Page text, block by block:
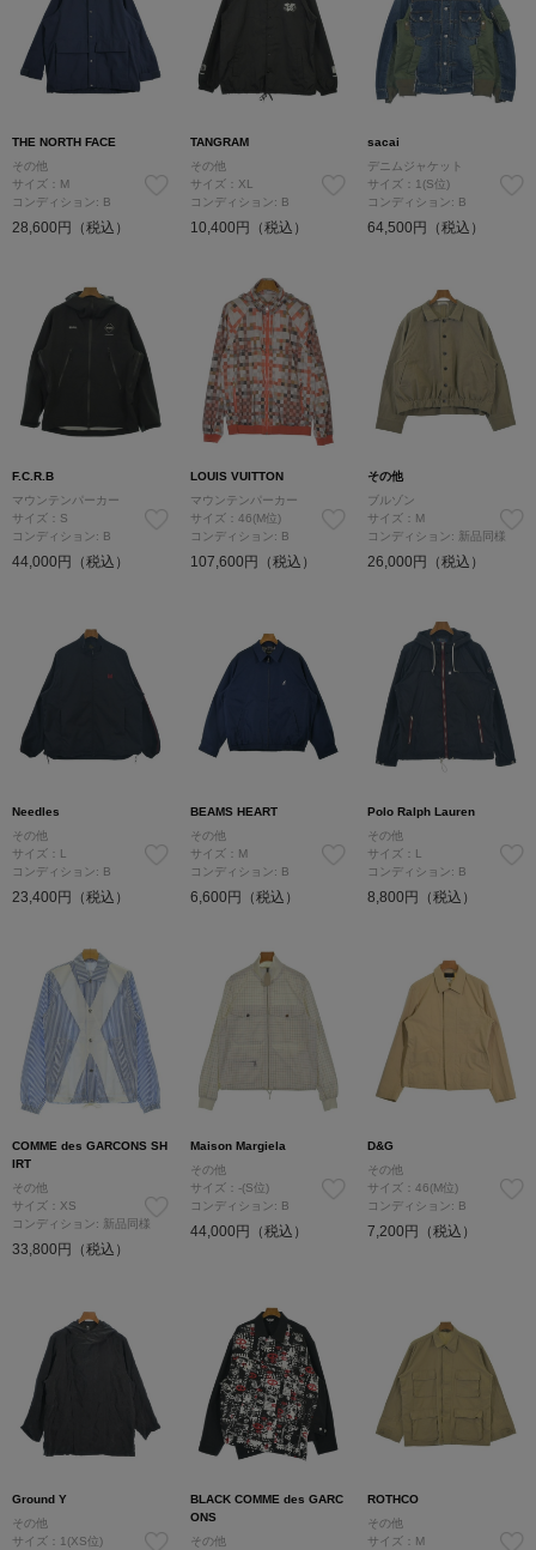
THE NORTH FACE
その他
サイズ：M
コンディション: B
28,600円（税込）
TANGRAM
その他
サイズ：XL
コンディション: B
10,400円（税込）
sacai
デニムジャケット
サイズ：1(S位)
コンディション: B
64,500円（税込）
F.C.R.B
マウンテンパーカー
サイズ：S
コンディション: B
44,000円（税込）
LOUIS VUITTON
マウンテンパーカー
サイズ：46(M位)
コンディション: B
107,600円（税込）
その他
ブルゾン
サイズ：M
コンディション: 新品同様
26,000円（税込）
Needles
その他
サイズ：L
コンディション: B
23,400円（税込）
BEAMS HEART
その他
サイズ：M
コンディション: B
6,600円（税込）
Polo Ralph Lauren
その他
サイズ：L
コンディション: B
8,800円（税込）
COMME des GARCONS SH
IRT
その他
サイズ：XS
コンディション: 新品同様
33,800円（税込）
Maison Margiela
その他
サイズ：-(S位)
コンディション: B
44,000円（税込）
D&G
その他
サイズ：46(M位)
コンディション: B
7,200円（税込）
Ground Y
その他
サイズ：1(XS位)
BLACK COMME des GARC
ONS
その他
ROTHCO
その他
サイズ：M